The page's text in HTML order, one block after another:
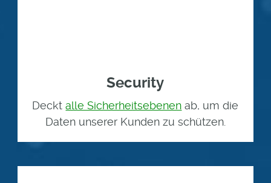
Security
Decktalle Sicherheitsebenen ab, um die
Daten unserer Kunden zu schützen.